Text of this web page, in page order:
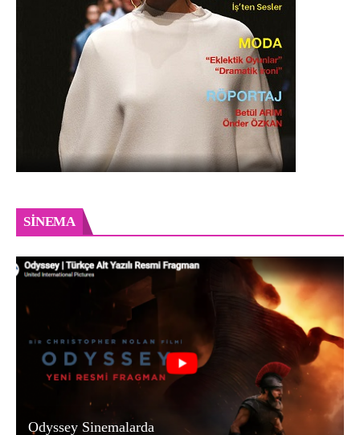
SINEMA
Odyssey Sinemalarda